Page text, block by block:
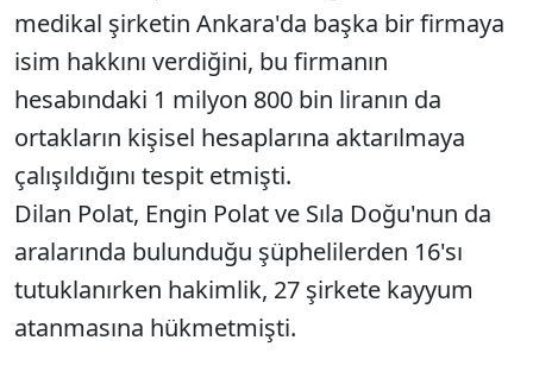
medikal şirketin Ankara'da başka bir firmaya
isim hakkını verdiğini, bu firmanın
hesabındaki 1 milyon 800 bin liranın da
ortakların kişisel hesaplarına aktarılmaya
çalışıldığını tespit etmişti.
Dilan Polat, Engin Polat ve Sıla Doğu'nun da
aralarında bulunduğu şüphelilerden 16'sı
tutuklanırken hakimlik, 27 şirkete kayyum
atanmasına hükmetmişti.